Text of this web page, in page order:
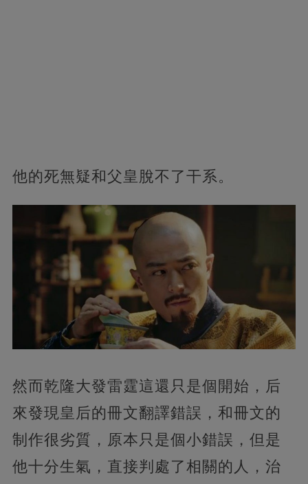
他的死無疑和父皇脫不了干系。
然而乾隆大發雷霆這還只是個開始，后
來發現皇后的冊文翻譯錯誤，和冊文的
制作很劣質，原本只是個小錯誤，但是
他十分生氣，直接判處了相關的人，治